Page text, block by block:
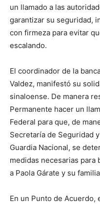
un llamado a las
garantizar su seguridad,
con firmeza para evitar
escalando.
El coordinador de la
Valdez, manifestó su
sinaloense. De manera
Permanente hacer un
Federal para que, de
Secretaría de Seguridad
Guardia Nacional, se
medidas necesarias
a Paola Gárate y su
En un Punto de